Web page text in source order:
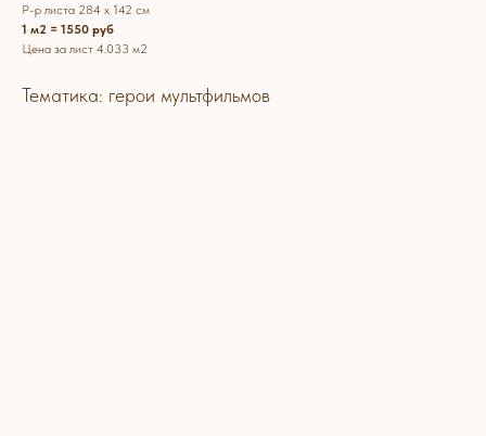
Р-р листа 284 х 142 см
1 м2 = 1550 руб
Цена за лист 4.033 м2
Тематика: герои мультфильмов